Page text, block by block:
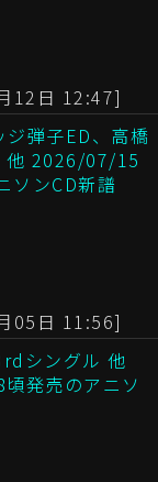
12日 12:47]
弾子ED、高橋
他 2026/07/15
ソンCD新譜
05日 11:56]
シングル 他
発売のアニソ